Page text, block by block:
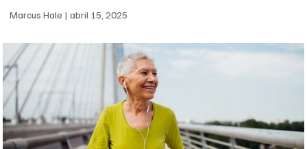
Marcus Hale abril 15, 2025